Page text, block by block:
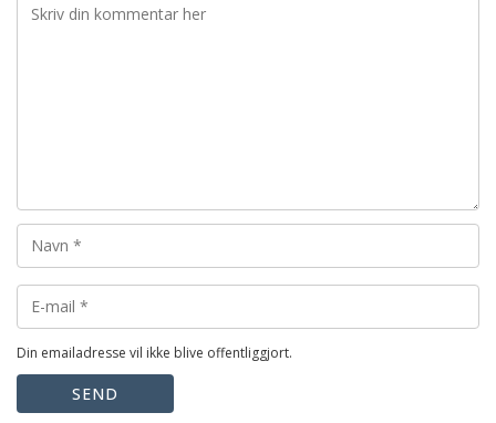
Din emailadresse vil ikke blive offentliggjort.
SEND